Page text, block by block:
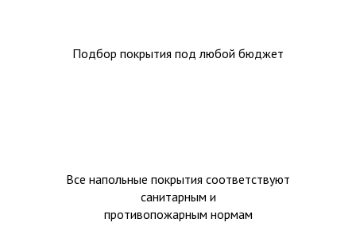
Подбор покрытия под любой бюджет
Все напольные покрытия соответствуют
санитарным и
противопожарным нормам